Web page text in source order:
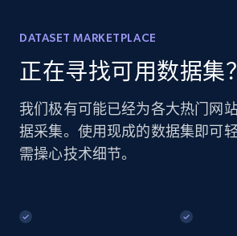
DATASET MARKETPLACE
正在寻找可用数据集？
我们极有可能已经为各大热门网
据采集。使用现成的数据集即可
需操心技术细节。